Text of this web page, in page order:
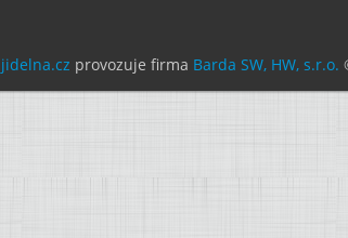
provozuje firma Barda SW, HW, s.r.o.